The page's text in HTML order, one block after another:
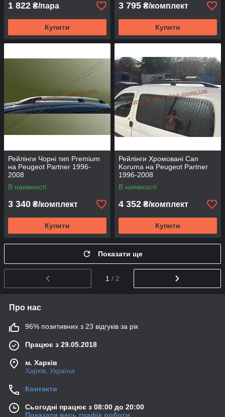
1 822 ₴/пара
Купити
3 795 ₴/комплект
Купити
Рейлінги Чорні тип Premium
на Peugeot Partner 1996-
2008
В наявності
3 340 ₴/комплект
Купити
Рейлінги Хромовані Can
Koruma на Peugeot Partner
1996-2008
В наявності
4 352 ₴/комплект
Купити
Показати ще
1 / 2
Про нас
96% позитивних з 23 відгуків за рік
Працює з 29.05.2018
м. Харків
Харків, Україна
Контакти
Сьогодні працює з 08:00 до 20:00
Показати весь графік роботи